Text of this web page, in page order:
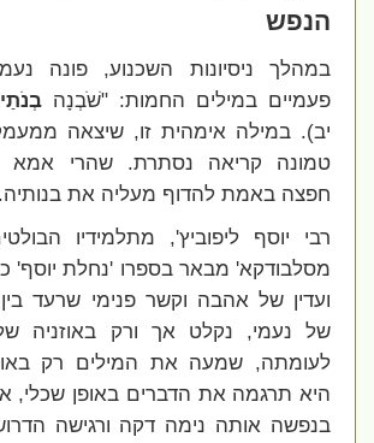
הנפש
במהלך ניסיונות השכנוע, פונה
פעמיים במילים החמות: "שֹׁבְנָהבְנֹתַי"
יב). במילה אימהית זו, שיצאה
טמונה קריאה נסתרת. שהרי אמא
חפצה באמת להדוף מעליה את בנותיה.
רבי יוסף ליפוביץ', מתלמידיו
מסלבודקא' מבאר בספרו 'נחלת יוסף' כי
ועדין של אהבה וקשר פנימי שרעד בין
של נעמי, נקלט אך ורק באוזניה של
לעומתה, שמעה את המילים רק
היא תרגמה את הדברים באופן שכלי,
בנפשה אותה נימה דקה ורגישה